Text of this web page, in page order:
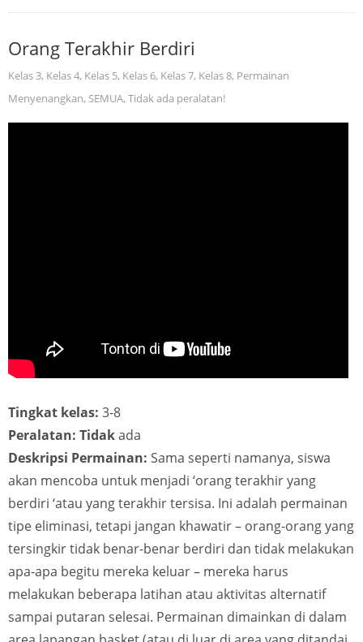
Orang Terakhir Berdiri
Kelas 3, Kelas 4, Kelas 5, Kelas 6, Kelas 7, Kelas 8, Permainan
Menyenangkan, SEMUA, Tidak ada peralatan!
Tingkat kelas: 3-8
Peralatan: Tidakada
Deskripsi Permainan: Sama seperti namanya, siswa
akan mencoba untuk menjadi ‘orang terakhir yang
berdiri ‘atau yang terakhir tersisa. Ini adalah permainan
tipe eliminasi, tetapi jangan khawatir – orang-orang yang
tersingkir tidak benar-benar berdiri dan tidak melakukan
apa-apa begitu mereka keluar – mereka harus
melakukan beberapa latihan atau aktivitas alternatif
sampai putaran selesai. Permainan dimainkan di dalam